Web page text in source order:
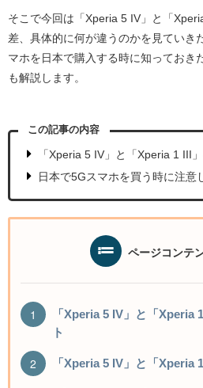
そこで今回は「Xperia 5 IV」と「
差、具体的に何が違うのかを見ていき
マホを日本で購入する時に知っておき
も解説します。
この記事の内容
「Xperia 5 IV」と「Xperia 1 III
日本で5Gスマホを買う時に注意
ページコンテ
「Xperia 5 IV」と「Xperia
ト
「Xperia 5 IV」と「Xperia